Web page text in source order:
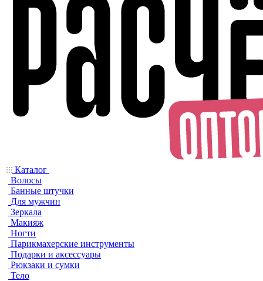
Каталог
Волосы
Банные штучки
Для мужчин
Зеркала
Макияж
Ногти
Парикмахерские инструменты
Подарки и аксессуары
Рюкзаки и сумки
Тело